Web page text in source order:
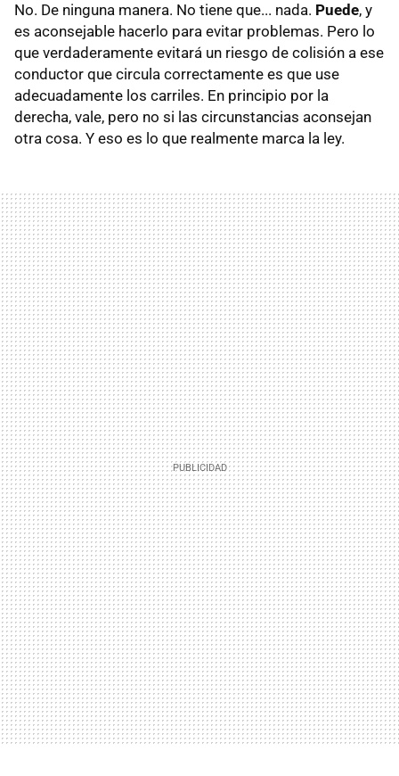
No. De ninguna manera. No tiene que... nada. Puede, y
es aconsejable hacerlo para evitar problemas. Pero lo
que verdaderamente evitará un riesgo de colisión a ese
conductor que circula correctamente es que use
adecuadamente los carriles. En principio por la
derecha, vale, pero no si las circunstancias aconsejan
otra cosa. Y eso es lo que realmente marca la ley.